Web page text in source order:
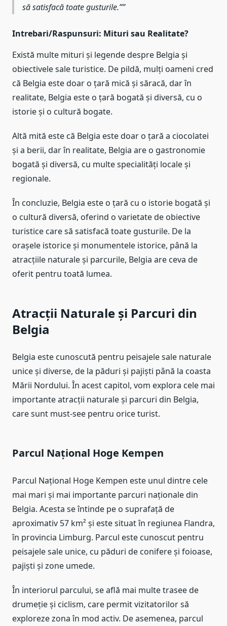
să satisfacă toate gusturile.”
Intrebari/Raspunsuri: Mituri sau Realitate?
Există multe mituri și legende despre Belgia și
obiectivele sale turistice. De pildă, mulți oameni cred
că Belgia este doar o țară mică și săracă, dar în
realitate, Belgia este o țară bogată și diversă, cu o
istorie și o cultură bogate.
Altă mită este că Belgia este doar o țară a ciocolatei
și a berii, dar în realitate, Belgia are o gastronomie
bogată și diversă, cu multe specialități locale și
regionale.
În concluzie, Belgia este o țară cu o istorie bogată și
o cultură diversă, oferind o varietate de obiective
turistice care să satisfacă toate gusturile. De la
orașele istorice și monumentele istorice, până la
atracțiile naturale și parcurile, Belgia are ceva de
oferit pentru toată lumea.
Atracții Naturale și Parcuri din
Belgia
Belgia este cunoscută pentru peisajele sale naturale
unice și diverse, de la păduri și pajiști până la coasta
Mării Nordului. În acest capitol, vom explora cele mai
importante atracții naturale și parcuri din Belgia,
care sunt must-see pentru orice turist.
Parcul Național Hoge Kempen
Parcul Național Hoge Kempen este unul dintre cele
mai mari și mai importante parcuri naționale din
Belgia. Acesta se întinde pe o suprafață de
aproximativ 57 km² și este situat în regiunea Flandra,
în provincia Limburg. Parcul este cunoscut pentru
peisajele sale unice, cu păduri de conifere și foioase,
pajiști și zone umede.
În interiorul parcului, se află mai multe trasee de
drumeție și ciclism, care permit vizitatorilor să
exploreze zona în mod activ. De asemenea, parcul